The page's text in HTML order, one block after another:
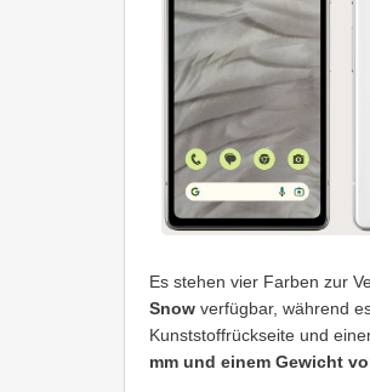
Es stehen vier Farben zur
Snow verfügbar, während
Kunststoffrückseite und
mm und einem Gewicht